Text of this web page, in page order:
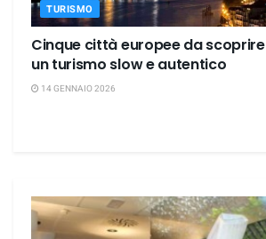
TURISMO
Cinque città europee da
un turismo slow e autentico
14 GENNAIO 2026